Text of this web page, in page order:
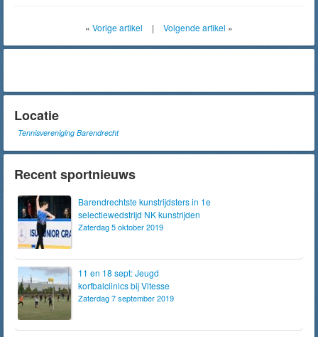
« Vorige artikel | Volgende artikel »
Locatie
Tennisvereniging Barendrecht
Recent sportnieuws
Barendrechtste kunstrijdsters in 1e
selectiewedstrijd NK kunstrijden
Zaterdag 5 oktober 2019
11 en 18 sept: Jeugd
korfbalclinics bij Vitesse
Zaterdag 7 september 2019